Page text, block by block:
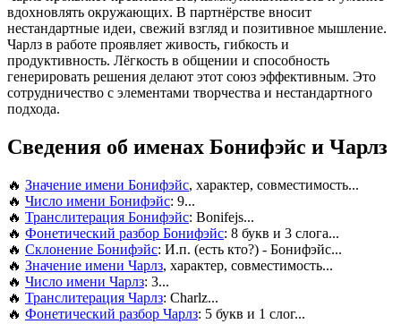
вдохновлять окружающих. В партнёрстве вносит
нестандартные идеи, свежий взгляд и позитивное мышление.
Чарлз в работе проявляет живость, гибкость и
продуктивность. Лёгкость в общении и способность
генерировать решения делают этот союз эффективным. Это
сотрудничество с элементами творчества и нестандартного
подхода.
Сведения об именах Бонифэйс и Чарлз
🔥 Значение имени Бонифэйс, характер, совместимость...
🔥 Число имени Бонифэйс: 9...
🔥 Транслитерация Бонифэйс: Bonifejs...
🔥 Фонетический разбор Бонифэйс: 8 букв и 3 слога...
🔥 Склонение Бонифэйс: И.п. (есть кто?) - Бонифэйс...
🔥 Значение имени Чарлз, характер, совместимость...
🔥 Число имени Чарлз: 3...
🔥 Транслитерация Чарлз: Charlz...
🔥 Фонетический разбор Чарлз: 5 букв и 1 слог...